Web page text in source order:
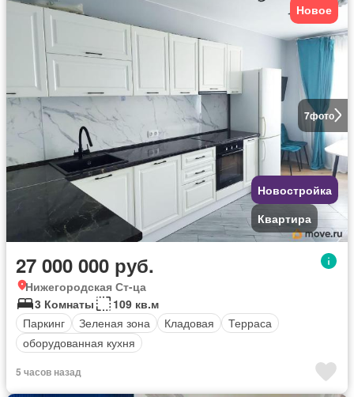
7фото
Новое
Новостройка
Квартира
27 000 000 руб.
Нижегородская Ст-ца
3 Комнаты
109 кв.м
Паркинг
Зеленая зона Кладовая
Терраса
оборудованная кухня
5 часов назад